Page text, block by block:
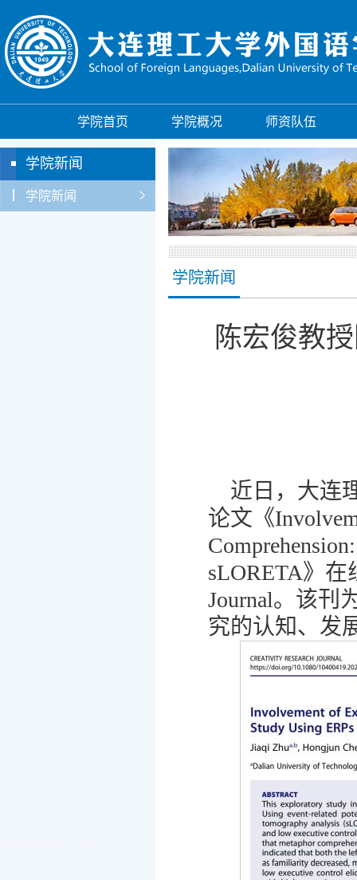
学院首页 学院概况 师资队伍
学院新闻
学院新闻
学院新闻
陈宏俊教
近日，大连
论文《
sLORETA》在
Journal。该刊
究的认知、发